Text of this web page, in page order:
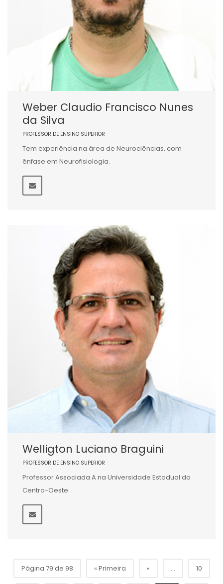
Weber Claudio Francisco Nunes
da Silva
PROFESSOR DE ENSINO SUPERIOR
Tem experiência na área de Neurociências, com
ênfase em Neurofisiologia.
Welligton Luciano Braguini
PROFESSOR DE ENSINO SUPERIOR
Professor Associada A na Universidade Estadual do
Centro-Oeste.
Página 79 de 98 « Primeira « ... 10